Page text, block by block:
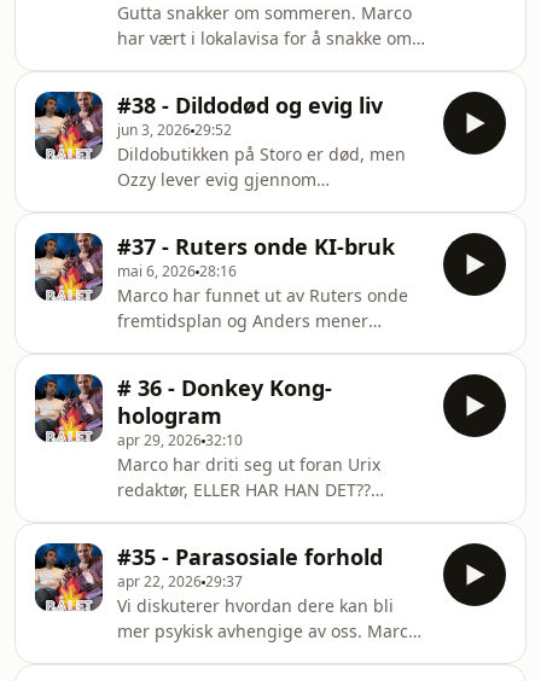
Gutta snakker om sommeren. Marco
har vært i lokalavisa for å snakke om
on Acast. See acast.com/privacy for
more information.
#38 - Dildodød og evig liv
jun 3, 202629:52
Dildobutikken på Storo er død, men
Ozzy lever evig gjennom
information.
#37 - Ruters onde KI-bruk
mai 6, 202628:16
Marco har funnet ut av Ruters onde
fremtidsplan og Anders mener
acast.com/privacy for more
information.
# 36 - Donkey Kong-
hologram
apr 29, 202632:10
Marco har driti seg ut foran Urix
redaktør, ELLER HAR HAN DET??
konsertopplevelser? Og hva kan man
tåle på en flyplass? Hosted on Acast.
See acast.com/privacy for more
information.
#35 - Parasosiale forhold
apr 22, 202629:37
Vi diskuterer hvordan dere kan bli
mer psykisk avhengige av oss. Marco